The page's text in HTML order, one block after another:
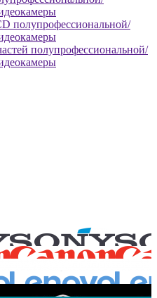
полупрофессиональной/
полупрофессиональной/